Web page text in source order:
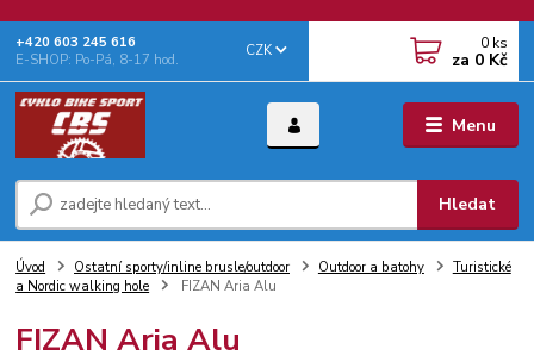
Menu
CZK
Hledat
+‭420 603 245 616‬
E-SHOP: Po-Pá, 8-17 hod.
0 ks
za 0 Kč
Úvod Ostatní sporty/inline brusle/outdoor Outdoor a batohy
Turistické
a Nordic walking hole
FIZAN Aria Alu
FIZAN Aria Alu